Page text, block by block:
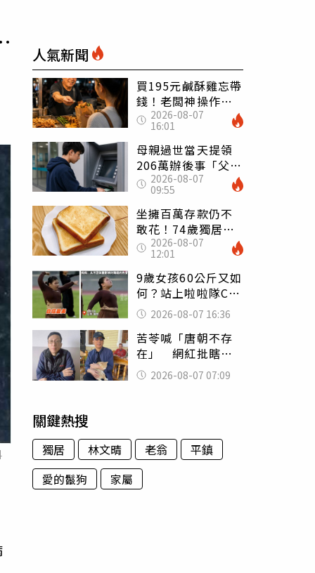
人氣新聞
買195元鹹酥雞忘帶
錢！老闆神操作
「倒找5元」 全網
看哭：這就是台灣
2026-08-07
16:01
母親過世當天提領
206萬辦後事「父子
遭判刑」 律師：
搶錢先下手是罪
2026-08-07
09:55
坐擁百萬存款仍不
敢花！74歲獨居翁
「1餐只吃1片吐
司」 半年後暴瘦
嚇壞女兒
2026-08-07
12:01
9歲女孩60公斤又如
何？站上啦啦隊C位
驚艷全場 千萬網
友被圈粉
2026-08-07 16:36
苦苓喊「唐朝不存
在」 網紅批瞎編
歷史：李白、杜甫
用鮮卑文寫詩？
2026-08-07 07:09
關鍵熱搜
獨居 林文晴 老翁
平鎮
愛的鬣狗
家屬